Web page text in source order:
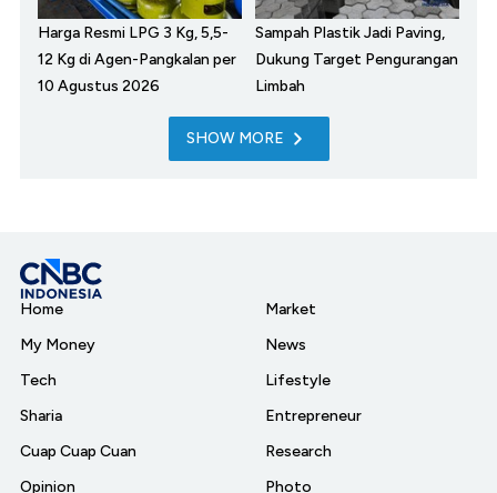
Harga Resmi LPG 3 Kg, 5,5-
12 Kg di Agen-Pangkalan per
10 Agustus 2026
Sampah Plastik Jadi Paving,
Dukung Target Pengurangan
Limbah
SHOW MORE
Home
My Money
Tech
Sharia
Cuap Cuap Cuan
Opinion
Market
News
Lifestyle
Entrepreneur
Research
Photo